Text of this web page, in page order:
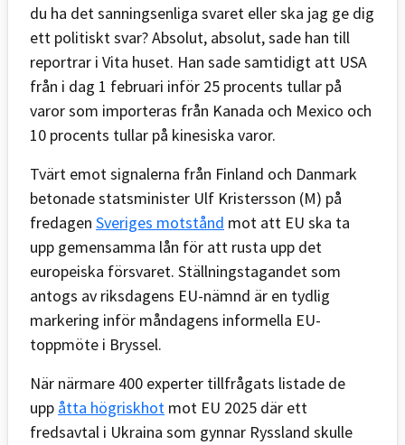
du ha det sanningsenliga svaret eller ska jag ge dig
ett politiskt svar? Absolut, absolut, sade han till
reportrar i Vita huset. Han sade samtidigt att USA
från i dag 1 februari inför 25 procents tullar på
varor som importeras från Kanada och Mexico och
10 procents tullar på kinesiska varor.
Tvärt emot signalerna från Finland och Danmark
betonade statsminister Ulf Kristersson (M) på
fredagen Sveriges motstånd mot att EU ska ta
upp gemensamma lån för att rusta upp det
europeiska försvaret. Ställningstagandet som
antogs av riksdagens EU-nämnd är en tydlig
markering inför måndagens informella EU-
toppmöte i Bryssel.
När närmare 400 experter tillfrågats listade de
upp åtta högriskhot mot EU 2025 där ett
fredsavtal i Ukraina som gynnar Ryssland skulle